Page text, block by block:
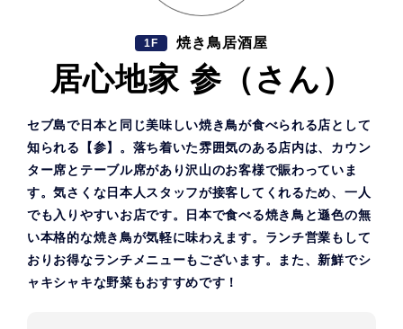
1F 焼き鳥居酒屋
居心地家 参（さん）
セブ島で日本と同じ美味しい焼き鳥が食べられる店として
知られる【参】。落ち着いた雰囲気のある店内は、カウン
ター席とテーブル席があり沢山のお客様で賑わっていま
す。気さくな日本人スタッフが接客してくれるため、一人
でも入りやすいお店です。日本で食べる焼き鳥と遜色の無
い本格的な焼き鳥が気軽に味わえます。ランチ営業もして
おりお得なランチメニューもございます。また、新鮮でシ
ャキシャキな野菜もおすすめです！